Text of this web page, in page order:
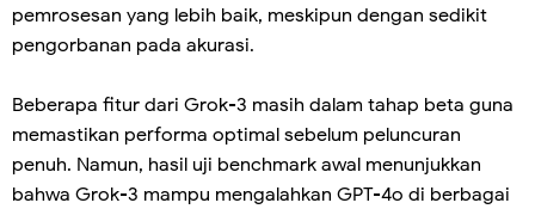
pemrosesan yang lebih baik, meskipun dengan sedikit
pengorbanan pada akurasi.
Beberapa fitur dari Grok-3 masih dalam tahap beta guna
memastikan performa optimal sebelum peluncuran
penuh. Namun, hasil uji benchmark awal menunjukkan
bahwa Grok-3 mampu mengalahkan GPT-4o di berbagai